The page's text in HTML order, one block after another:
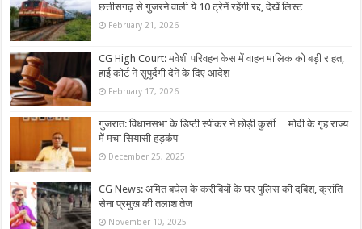
छत्तीसगढ़ से गुजरने वाली ये 10 ट्रेनें रहेंगी रद्द, देखें लिस्ट
February 21, 2026
CG High Court: मवेशी परिवहन केस में वाहन मालिक को बड़ी राहत,
हाई कोर्ट ने सुपुर्दगी देने के दिए आदेश
February 17, 2026
गुजरात: विधानसभा के डिप्टी स्पीकर ने छोड़ी कुर्सी… मोदी के गृह राज्य
में मचा सियासी हड़कंप
December 25, 2025
CG News: अमित बघेल के करीबियों के घर पुलिस की दबिश, क्रांति
सेना प्रमुख की तलाश तेज
November 10, 2025